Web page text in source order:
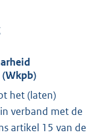
het (laten)
verband met de
artikel 15 van de